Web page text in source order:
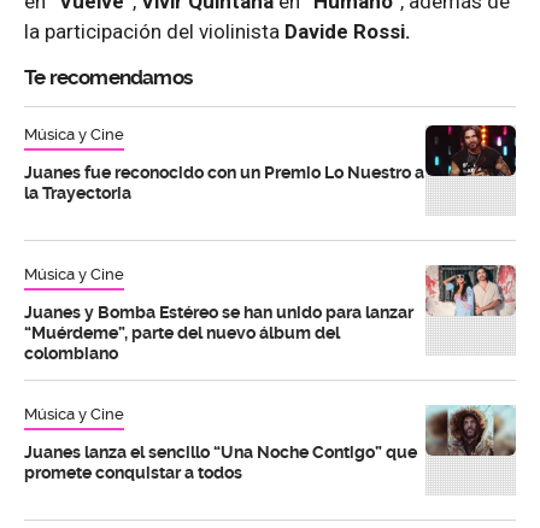
la participación del violinista Davide Rossi.
Te recomendamos
Música y Cine
Juanes fue reconocido con un Premio Lo Nuestro a
la Trayectoria
Música y Cine
Juanes y Bomba Estéreo se han unido para lanzar
“Muérdeme”, parte del nuevo álbum del
colombiano
Música y Cine
Juanes lanza el sencillo “Una Noche Contigo” que
promete conquistar a todos